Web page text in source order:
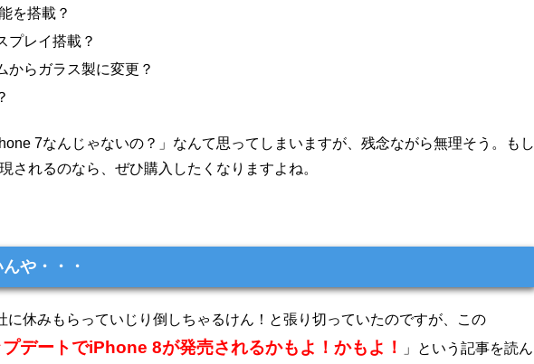
を搭載？
プレイ搭載？
からガラス製に変更？
7なんじゃないの？」なんて思ってしまいますが、残念ながら無理そう。もし
されるのなら、ぜひ購入したくなりますよね。
や・・・
に休みもらっていじり倒しちゃるけん！と張り切っていたのですが、この
デートでiPhone 8が発売されるかもよ！かもよ！ 」という記事を読ん